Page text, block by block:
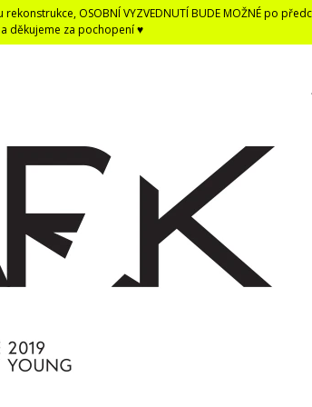
OSOBNÍ VYZVEDNUTÍ BUDE MOŽNÉ po
děkujeme za pochopení ♥
HLEDAT